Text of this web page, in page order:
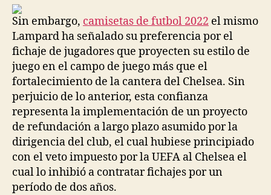
Sin embargo, camisetas de futbol 2022 el mismo
Lampard ha señalado su preferencia por el
fichaje de jugadores que proyecten su estilo de
juego en el campo de juego más que el
fortalecimiento de la cantera del Chelsea. Sin
perjuicio de lo anterior, esta confianza
representa la implementación de un proyecto
de refundación a largo plazo asumido por la
dirigencia del club, el cual hubiese principiado
con el veto impuesto por la UEFA al Chelsea el
cual lo inhibió a contratar fichajes por un
período de dos años.